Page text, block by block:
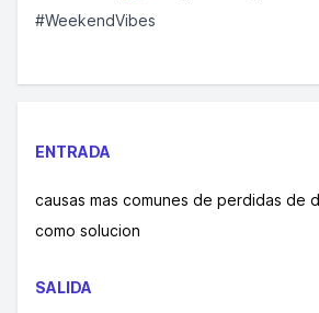
#WeekendVibes
ENTRADA
causas mas comunes de perdidas de
como solucion
SALIDA